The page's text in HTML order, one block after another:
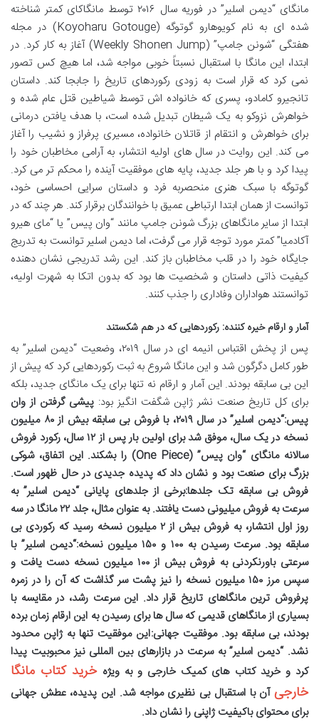
مانگای “دیمن اسلیر” در فوریه سال ۲۰۱۶ توسط مانگاکای کمتر شناخته
شده ای به نام کویوهارو گوتوگه (Koyoharu Gotouge) در مجله
هفتگی “شونن جامپ” (Weekly Shonen Jump) آغاز به کار کرد. در
ابتدا، این مانگا با استقبال نسبتاً خوبی مواجه شد، اما هیچ کس تصور
نمی کرد که قرار است به زودی رکوردهای تاریخ را جابجا کند. داستان
تانجیرو کامادو، پسری که خانواده اش توسط شیاطین قتل عام شده و
خواهرش نزوکو به یک شیطان تبدیل شده است، با هدف یافتن درمانی
برای خواهرش و انتقام از قاتلان خانواده، مسیری پرفراز و نشیب را آغاز
می کند. این روایت در سال های اولیه انتشار، به آرامی مخاطبان خود را
پیدا کرد و با هر جلد جدید، پایه های موفقیت آینده را محکم تر می کرد.
گوتوگه با سبک هنری منحصربه فرد و داستان سرایی احساسی خود،
توانست از همان ابتدا ارتباطی عمیق با خوانندگان برقرار کند. هر چند که در
ابتدا از سایر مانگاهای بزرگ شونن جامپ مانند “وان پیس” یا “مای هیرو
آکادمیا” کمتر مورد توجه قرار می گرفت، اما دیمن اسلیر توانست به تدریج
جایگاه خود را در قلب مخاطبان باز کند. این رشد تدریجی نشان دهنده
کیفیت ذاتی داستان و شخصیت ها بود که بدون اتکا به شهرت اولیه،
توانستند هواداران وفاداری را جذب کنند.
آمار و ارقام خیره کننده: رکوردهایی که در هم شکستند
پس از پخش اقتباس انیمه ای در سال ۲۰۱۹، وضعیت “دیمن اسلیر” به
طور کامل دگرگون شد و این مانگا شروع به ثبت رکوردهایی کرد که پیش از
این بی سابقه بودند. این آمار و ارقام نه تنها برای یک مانگای جدید، بلکه
برای کل تاریخ صنعت نشر ژاپن شگفت انگیز بود: پیشی گرفتن از وان
پیس:
“دیمن اسلیر” در سال ۲۰۱۹، با فروش بی سابقه بیش از ۸۰ میلیون
نسخه در یک سال، موفق شد برای اولین بار پس از ۱۲ سال، رکورد فروش
سالانه مانگای “وان پیس” (One Piece) را بشکند. این اتفاق، شوکی
بزرگ برای صنعت بود و نشان داد که پدیده جدیدی در حال ظهور است.
فروش بی سابقه تک جلدها:برخی از جلدهای پایانی “دیمن اسلیر” به
سرعت به فروش میلیونی دست یافتند. به عنوان مثال، جلد ۲۲ مانگا در سه
روز اول انتشار، به فروش بیش از ۲ میلیون نسخه رسید که رکوردی بی
سابقه بود.سرعت رسیدن به ۱۰۰ و ۱۵۰ میلیون نسخه:
“دیمن اسلیر” با
سرعتی باورنکردنی به فروش بیش از ۱۰۰ میلیون نسخه دست یافت و
سپس مرز ۱۵۰ میلیون نسخه را نیز پشت سر گذاشت که آن را در زمره
پرفروش ترین مانگاهای تاریخ قرار داد. این سرعت رشد، در مقایسه با
بسیاری از مانگاهای قدیمی که سال ها برای رسیدن به این ارقام زمان برده
بودند، بی سابقه بود.موفقیت جهانی:این موفقیت تنها به ژاپن محدود
نشد. “دیمن اسلیر” به سرعت در بازارهای بین المللی نیز محبوبیت پیدا
کرد وخرید کتاب های کمیک خارجی و به ویژهخرید کتاب مانگا
خارجی آن با استقبال بی نظیری مواجه شد. این پدیده، عطش جهانی
برای محتوای باکیفیت ژاپنی را نشان داد.